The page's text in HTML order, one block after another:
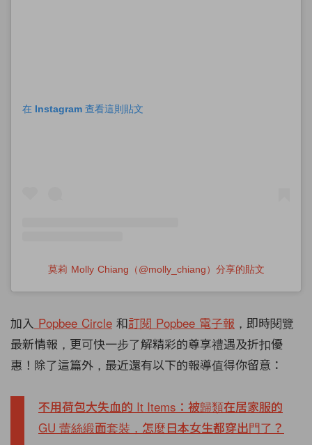
在 Instagram 查看這則貼文
莫莉 Molly Chiang（@molly_chiang）分享的貼文
加入 Popbee Circle 和訂閱 Popbee 電子報 ，即時閱覽
最新情報，更可快一步了解精彩的尊享禮遇及折扣優
惠！除了這篇外，最近還有以下的報導值得你留意：
不用荷包大失血的 It Items：被歸類在居家服的
GU 蕾絲緞面套裝，怎麼日本女生都穿出門了？